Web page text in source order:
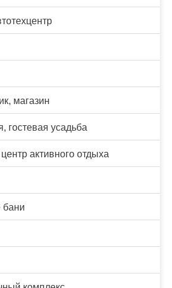
магазин
гостевая усадьба
активного отдыха
бани